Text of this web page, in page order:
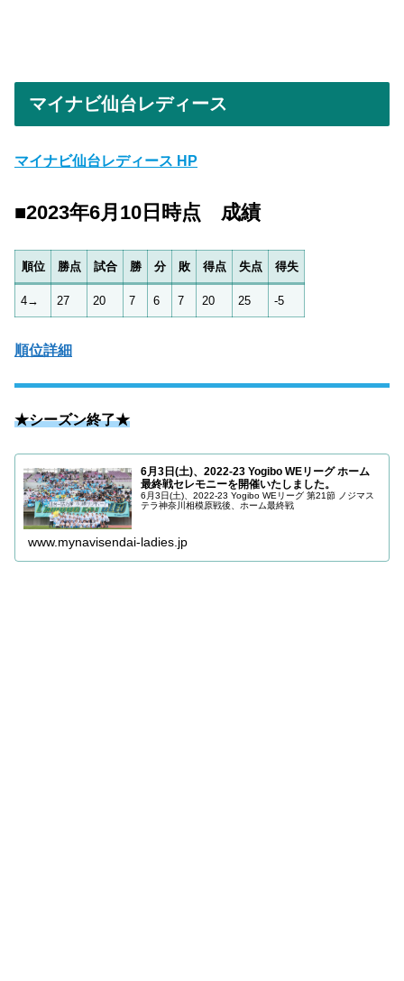
マイナビ仙台レディース
マイナビ仙台レディース HP
■2023年6月10日時点 成績
順位 勝点 試合 勝 分 敗 得点 失点 得失
4→ 27 20 7 6 7 20 25 -5
順位詳細
★シーズン終了★
6月3日(土)、2022-23 Yogibo WEリーグ ホーム
最終戦セレモニーを開催いたしました。
6月3日(土)、2022-23 Yogibo WEリーグ 第21節 ノジマス
テラ神奈川相模原戦後、ホーム最終戦
www.mynavisendai-ladies.jp